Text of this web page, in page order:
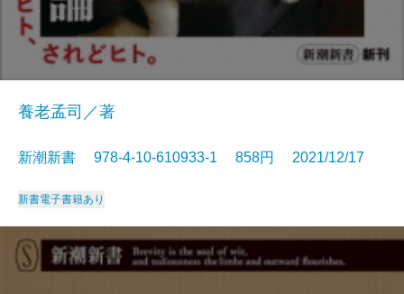
養老孟司／著
新潮新書 978-4-10-610933-1 858円 2021/12/17
新書電子書籍あり